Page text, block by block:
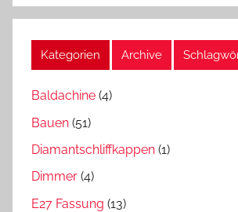
Kategorien Archive
Baldachine (4)
Bauen (51)
Diamantschliffkappen (1)
Dimmer (4)
E27 Fassung (13)